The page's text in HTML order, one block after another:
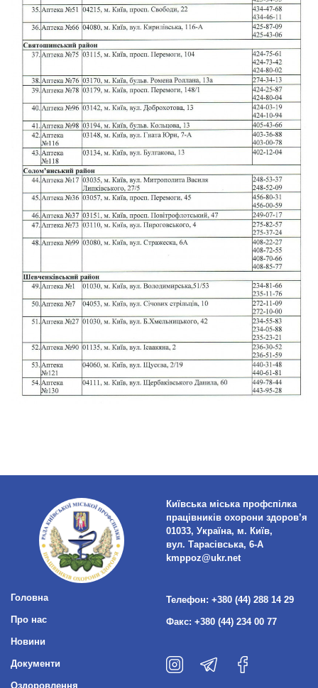
Головна
Про нас
Новини
Документи
Оздоровлення
Київська міська профспілка
працівників охорони здоров’я
01033, Україна, м. Київ,
вул. Тарасівська, 6-А
kmppoz@ukr.net
Телефон: +380 (44) 288 14 29
Факс: +380 (44) 234 00 77